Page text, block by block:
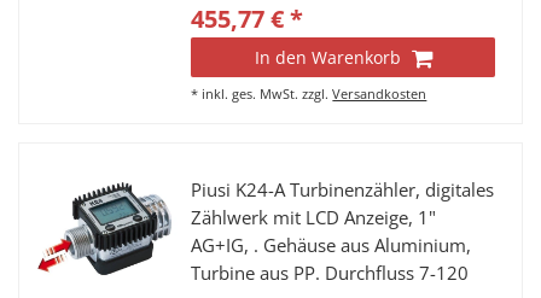
455,77 € *
In den Warenkorb
* inkl. ges. MwSt. zzgl.Versandkosten
Piusi K24-A Turbinenzähler, digitales
Zählwerk mit LCD Anzeige, 1"
AG+IG, . Gehäuse aus Aluminium,
Turbine aus PP. Durchfluss 7-120